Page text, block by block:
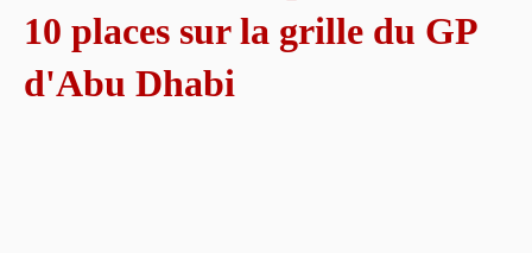
10 places sur la grille du GP
d'Abu Dhabi